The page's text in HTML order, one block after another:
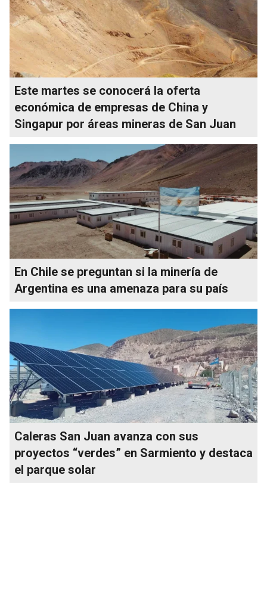
Este martes se conocerá la oferta
económica de empresas de China y
Singapur por áreas mineras de San Juan
En Chile se preguntan si la minería de
Argentina es una amenaza para su país
Caleras San Juan avanza con sus
proyectos “verdes” en Sarmiento y destaca
el parque solar